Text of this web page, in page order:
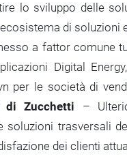
lo sviluppo delle
di soluzioni
a fattor comune
Digital
per le società di
di Zucchetti –
trasversali
dei clienti